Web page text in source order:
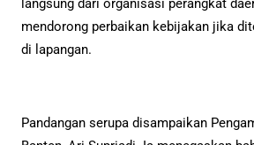
langsung dari organisasi perangkat
mendorong perbaikan kebijakan jika
di lapangan.
Pandangan serupa disampaikan